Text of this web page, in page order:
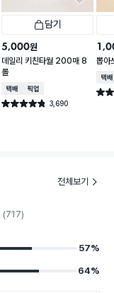
담기
5,000원
데일리 키친타월 200매 8
롤
택배배송매장픽업
별점 4.8점 3,690
건 작성
뽑아
택배
별점
전체보기
(717)
57%
64%